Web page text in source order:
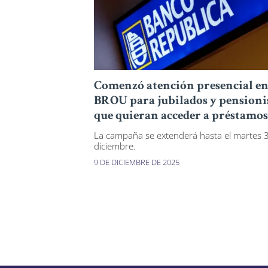
Comenzó atención presencial
BROU para jubilados y
que quieran acceder a préstamos
La campaña se extenderá hasta el martes
diciembre.
9 DE DICIEMBRE DE 2025